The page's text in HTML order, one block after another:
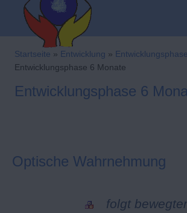
springen
Startseite » Entwicklung »
Entwicklungsphase 6 Monate
Entwicklungsphase 6
Optische Wahrnehmung
folgt